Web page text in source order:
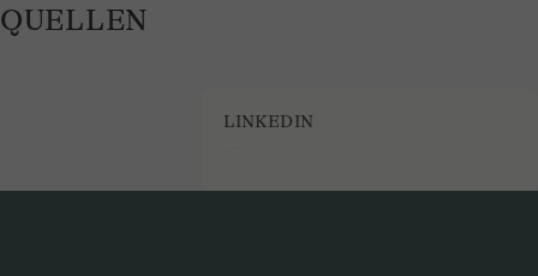
QUELLEN
LINKEDIN